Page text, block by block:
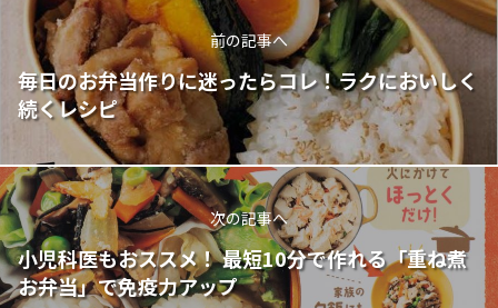
前の記事へ
毎日のお弁当作りに迷ったらコレ！ラクにおいしく
続くレシピ
次の記事へ
小児科医もおススメ！ 最短10分で作れる「重ね煮
お弁当」で免疫力アップ